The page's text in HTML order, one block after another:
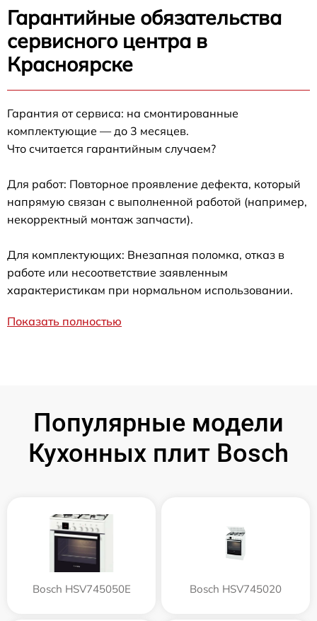
Гарантийные обязательства
сервисного центра в
Красноярске
Гарантия от сервиса: на смонтированные
комплектующие — до 3 месяцев.
Что считается гарантийным случаем?
Для работ: Повторное проявление дефекта, который
напрямую связан с выполненной работой (например,
некорректный монтаж запчасти).
Для комплектующих: Внезапная поломка, отказ в
работе или несоответствие заявленным
характеристикам при нормальном использовании.
Показать полностью
Популярные модели
Кухонных плит Bosch
Bosch HSV745050E Bosch HSV745020